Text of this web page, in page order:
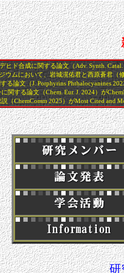
ヒド合成に関する論文（Adv. Synth.
ウムにおいて、岩城滉佑君と西原蒼君（
る論文（J. Porphyrins Phthalocyanines
関する論文（Chem. Eur. J. 2024）が
（ChemComm 2025）がMost Cited and
研